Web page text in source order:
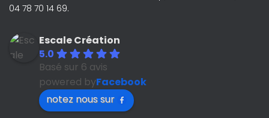
04 78 70 14 69.
Escale Création
5.0
Basé sur 6 avis
powered byFacebook
notez nous sur